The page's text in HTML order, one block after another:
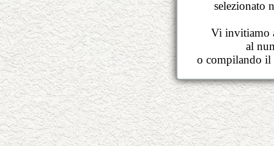
selezionato
Vi invitiamo
al
o compilando il